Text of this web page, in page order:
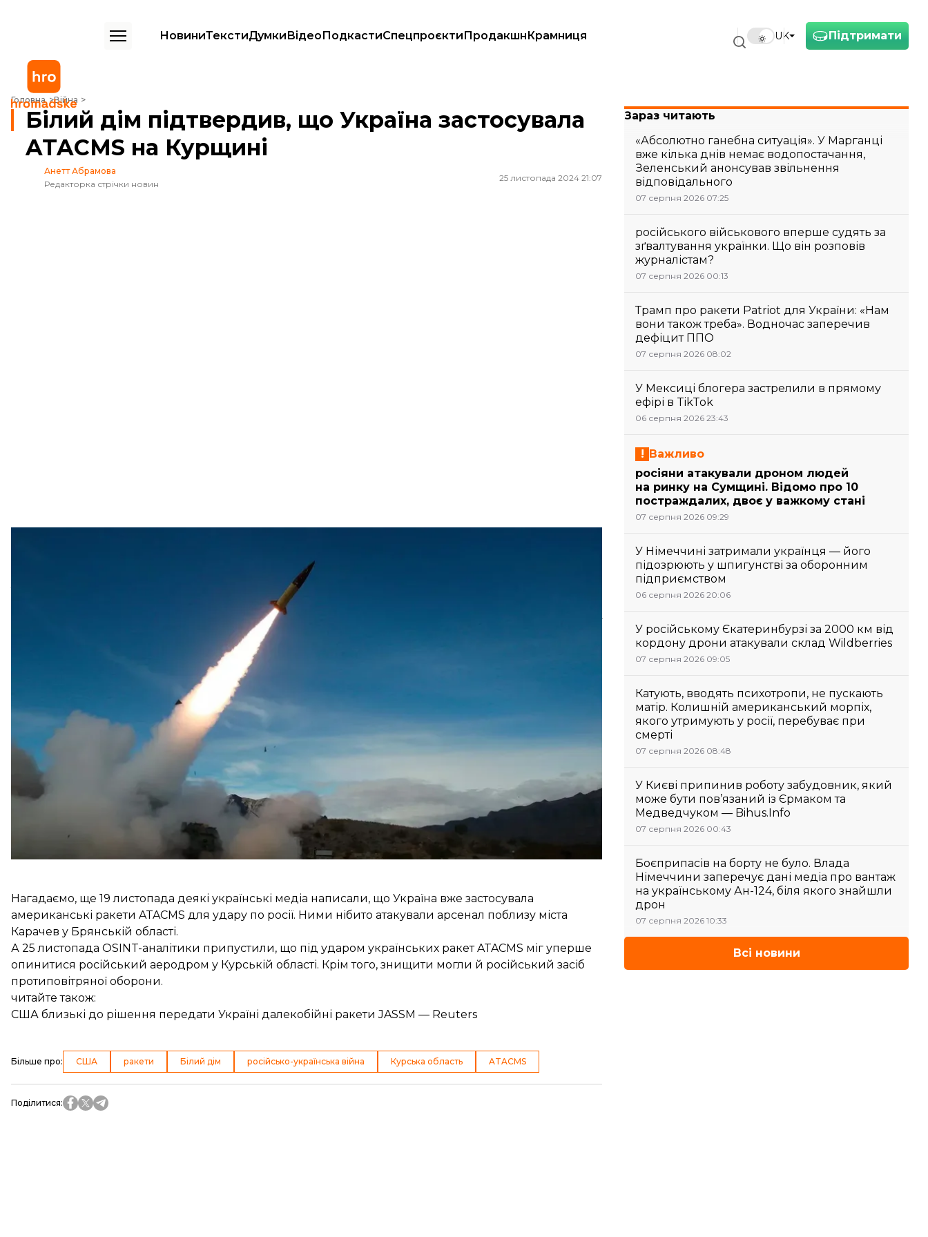
Підтримати
UK
НовиниТекстиДумкиВідеоПодкастиСпецпроєктиПродакшнКрамниця
Головна Війна
Білий дім підтвердив, що Україна застосувала ATACMS на Курщині
Білий дім підтвердив, що Україна застосувала
ATACMS на Курщині
Анетт Абрамова
Редакторка стрічки новин
25 листопада 2024 21:07
АР / John Hamilton
У Сполучених Штатах підтвердили, що Україна вже застосовує далекобійні ракети ATACAMS на
радник Білого дому з комунікацій у сфері нацбезпеки Джон Кірбі під час брифінгу.
можуть використовувати ATACMS для самозахисту в разі негайної
необхідності, і зараз, зрозуміло, що це відбувається в районі Курської області»,
Кірбі додав, що Вашингтон змінив настанови й дав вказівки Києву, що вони можуть
використовувати ракети для ураження «цих типів цілей». Посадовець зауважив, що залишить
українцям змогу коментувати, що саме вони вражають.
Нагадаємо, ще 19 листопада деякі українські медіа написали, що Україна вже застосувала
американські ракети ATACMS для удару по росії. Ними нібито атакували арсенал поблизу міста
Карачев у Брянській області.
А 25 листопада OSINT-аналітики припустили, що під ударом українських ракет ATACMS міг уперше
опинитися російський аеродром у Курській області. Крім того, знищити могли й російський засіб
протиповітряної оборони.
читайте також:
США близькі до рішення передати Україні далекобійні ракети JASSM — Reuters
Більше про: США ракети Білий дім російсько-українська війна Курська область ATACMS
Поділитися:
Зараз читають
«Абсолютно ганебна ситуація». У Марганці
вже кілька днів немає водопостачання,
Зеленський анонсував звільнення
відповідального
07 серпня 2026 07:25
російського військового вперше судять за
зґвалтування українки. Що він розповів
журналістам?
07 серпня 2026 00:13
Трамп про ракети Patriot для України: «Нам
вони також треба». Водночас заперечив
дефіцит ППО
07 серпня 2026 08:02
У Мексиці блогера застрелили в прямому
ефірі в TikTok
06 серпня 2026 23:43
Важливо
росіяни атакували дроном людей
на ринку на Сумщині. Відомо про 10
постраждалих, двоє у важкому стані
07 серпня 2026 09:29
У Німеччині затримали українця — його
підозрюють у шпигунстві за оборонним
підприємством
06 серпня 2026 20:06
У російському Єкатеринбурзі за 2000 км від
кордону дрони атакували склад Wildberries
07 серпня 2026 09:05
Катують, вводять психотропи, не пускають
матір. Колишній американський морпіх,
якого утримують у росії, перебуває при
смерті
07 серпня 2026 08:48
У Києві припинив роботу забудовник, який
може бути пов’язаний із Єрмаком та
Медведчуком — Bihus.Info
07 серпня 2026 00:43
Боєприпасів на борту не було. Влада
Німеччини заперечує дані медіа про вантаж
на українському Ан-124, біля якого знайшли
дрон
07 серпня 2026 10:33
Всі новини